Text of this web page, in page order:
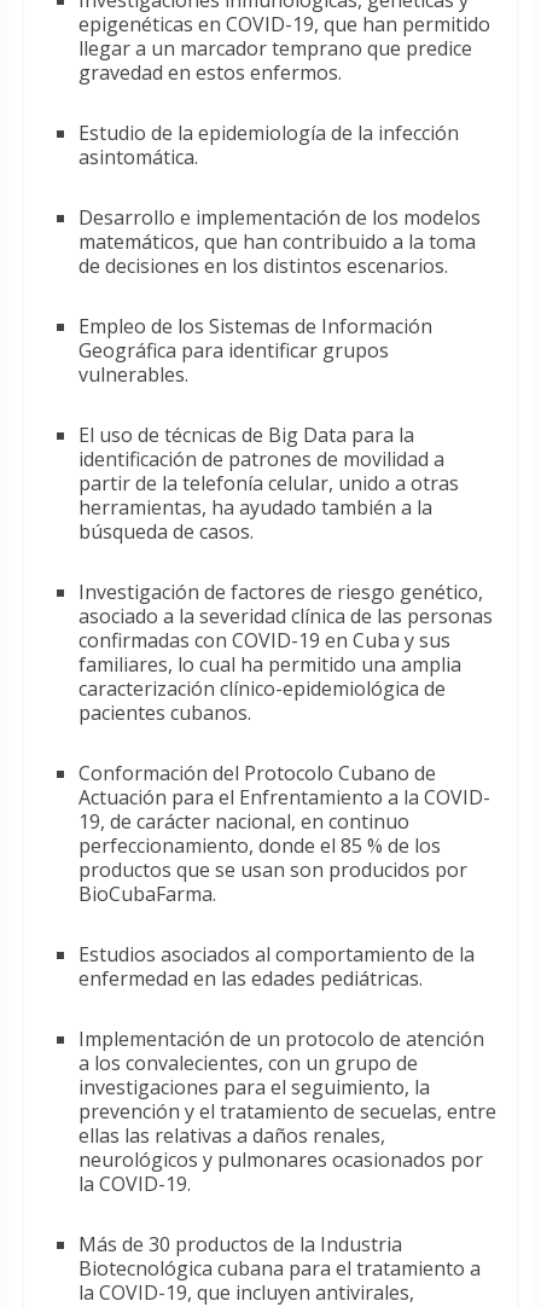
epigenéticas en COVID-19, que han permitido
llegar a un marcador temprano que predice
gravedad en estos enfermos.
Estudio de la epidemiología de la infección
asintomática.
Desarrollo e implementación de los modelos
matemáticos, que han contribuido a la toma
de decisiones en los distintos escenarios.
Empleo de los Sistemas de Información
Geográfica para identificar grupos
vulnerables.
El uso de técnicas de Big Data para la
identificación de patrones de movilidad a
partir de la telefonía celular, unido a otras
herramientas, ha ayudado también a la
búsqueda de casos.
Investigación de factores de riesgo genético,
asociado a la severidad clínica de las personas
confirmadas con COVID-19 en Cuba y sus
familiares, lo cual ha permitido una amplia
caracterización clínico-epidemiológica de
pacientes cubanos.
Conformación del Protocolo Cubano de
Actuación para el Enfrentamiento a la COVID-
19, de carácter nacional, en continuo
perfeccionamiento, donde el 85 % de los
productos que se usan son producidos por
BioCubaFarma.
Estudios asociados al comportamiento de la
enfermedad en las edades pediátricas.
Implementación de un protocolo de atención
a los convalecientes, con un grupo de
investigaciones para el seguimiento, la
prevención y el tratamiento de secuelas, entre
ellas las relativas a daños renales,
neurológicos y pulmonares ocasionados por
la COVID-19.
Más de 30 productos de la Industria
Biotecnológica cubana para el tratamiento a
la COVID-19, que incluyen antivirales,